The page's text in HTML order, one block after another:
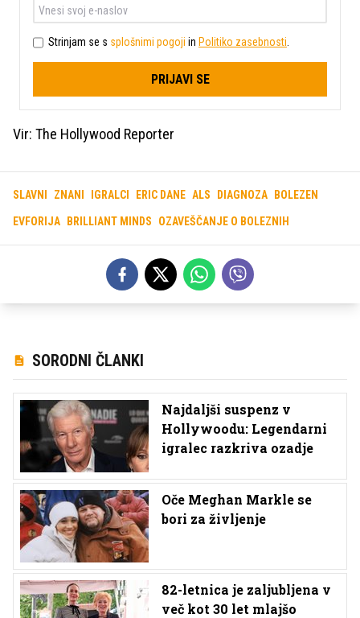
Strinjam se s splošnimi pogoji in Politiko zasebnosti
PRIJAVI SE
Vir: The Hollywood Reporter
SLAVNI ZNANI IGRALCI ERIC DANE ALS DIAGNOZA BOLEZEN
EVFORIJA BRILLIANT MINDS OZAVEŠČANJE O BOLEZNIH
SORODNI ČLANKI
Najdaljši suspenz v
Hollywoodu: Legendarni
igralec razkriva ozadje
Oče Meghan Markle se
bori za življenje
82-letnica je zaljubljena v
več kot 30 let mlajšo